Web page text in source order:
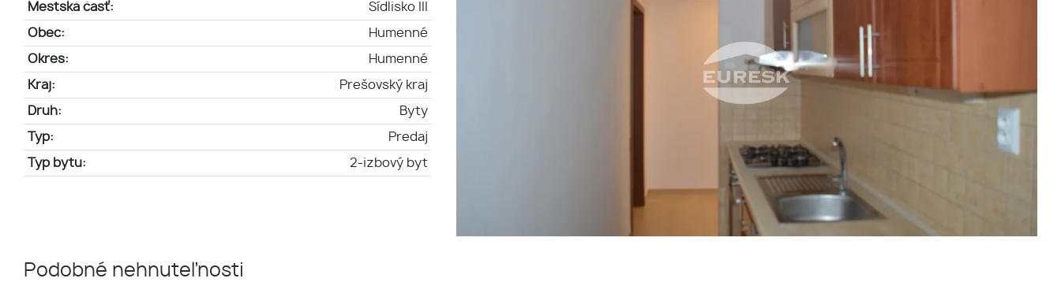
Mestská časť: Sídlisko III
Obec: Humenné
Okres: Humenné
Kraj: Prešovský kraj
Druh: Byty
Typ: Predaj
Typ bytu: 2-izbový byt
Podobné nehnuteľnosti